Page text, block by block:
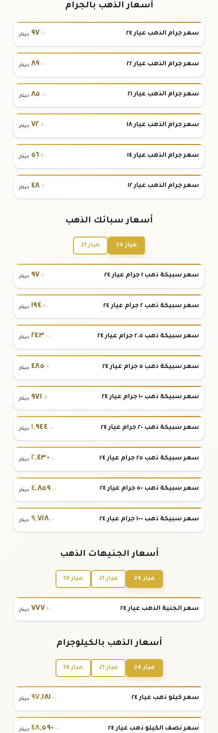
أسعار الذهب بالجرام
سعر جرام الذهب عيار ٢٤ ٩٧.٢٠ دينار
سعر جرام الذهب عيار ٢٢ ٨٩.١٠ دينار
سعر جرام الذهب عيار ٢١ ٨٥ .٠٠ دينار
سعر جرام الذهب عيار ١٨ ٧٢.٩٠ دينار
سعر جرام الذهب عيار ١٤ ٥٦.٧٠ دينار
سعر جرام الذهب عيار ١٢ ٤٨.٦٠ دينار
أسعار سبائك الذهب
عيار 24 عيار 21
سعر سبيكة ذهب ١ جرام عيار ٢٤ ٩٧.٢٠ دينار
سعر سبيكة ذهب ٢ جرام عيار ٢٤ ١٩٤.٤٠ دينار
سعر سبيكة ذهب ٢.٥ جرام عيار ٢٤ ٢٤٣.٠٠ دينار
سعر سبيكة ذهب ٥ جرام عيار ٢٤ ٤٨٥.٩٠ دينار
سعر سبيكة ذهب ١٠ جرام عيار ٢٤ ٩٧١.٨٠ دينار
سعر سبيكة ذهب ٢٠ جرام عيار ٢٤ ١,٩٤٤.٠٠ دينار
سعر سبيكة ذهب ٢٥ جرام عيار ٢٤ ٢,٤٣٠.٠٠ دينار
سعر سبيكة ذهب ٥٠ جرام عيار ٢٤ ٤,٨٥٩.٠٠ دينار
سعر سبيكة ذهب ١٠٠ جرام عيار ٢٤ ٩,٧١٨.٠٠ دينار
أسعار الجنيهات الذهب
عيار 24 عيار 21 عيار 18
سعر الجنية الذهب عيار ٢٤ ٧٧٧.٤٠ دينار
أسعار الذهب بالكيلوجرام
عيار 24 عيار 21 عيار 18
سعر كيلو ذهب عيار ٢٤ ٩٧,١٨١.٠٠ دينار
سعر نصف الكيلو ذهب عيار ٢٤ ٤٨,٥٩٠ .٠٠ دينار